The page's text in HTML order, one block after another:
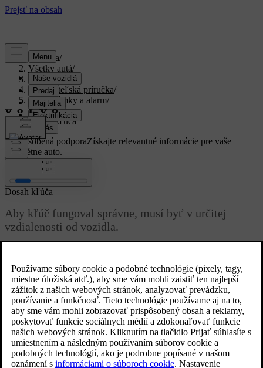
Podpora/
Všetky autá/
XC40 2024/
Používateľská príručka/
Kľúč, zámky a alarm/
Kľúč/
Dosah kľúča
Prispôsobená podporaZískajte relevantné informácie pre vaše
konkrétne auto.
Zaregistrovať sa
Dosah kľúča
Aby kľúč fungoval správne, musí byť v určitej
vzdialenosti od vozidla.
Používanie tlačidiel kľúča
Funkcie kľúča, ktoré sa ovládajú stlačením tlačidla, majú dosah
približne20 metrov(65 stôp) od vozidla.
Ak vozidlo neoverí stlačené tlačidlo, posuňte sa bližšie a skúste to
znova.
Pre použitie bez kľúča*